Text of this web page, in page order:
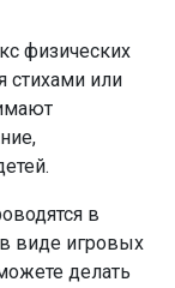
физических
стихами или
в
виде игровых
делать